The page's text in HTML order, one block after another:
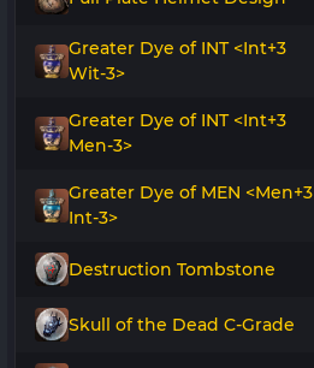
Greater Dye of INT <Int+3
Wit-3>
Greater Dye of INT <Int+3
Men-3>
Greater Dye of MEN <Men+3
Int-3>
Destruction Tombstone
Skull of the Dead C-Grade